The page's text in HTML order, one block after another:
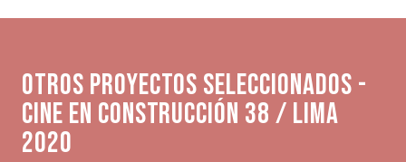
Otros proyectos seleccionados -
Cine en Construcción 38 / Lima
2020